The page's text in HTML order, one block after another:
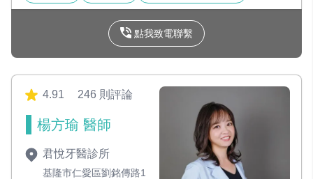
點我致電聯繫
4.91 246 則評論
楊方瑜 醫師
君悅牙醫診所
基隆市仁愛區劉銘傳路1